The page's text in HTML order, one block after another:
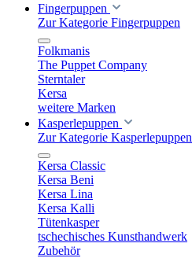
Fingerpuppen
Zur Kategorie Fingerpuppen
Folkmanis
The Puppet Company
Sterntaler
Kersa
weitere Marken
Kasperlepuppen
Zur Kategorie Kasperlepuppen
Kersa Classic
Kersa Beni
Kersa Lina
Kersa Kalli
Tütenkasper
tschechisches Kunsthandwerk
Zubehör